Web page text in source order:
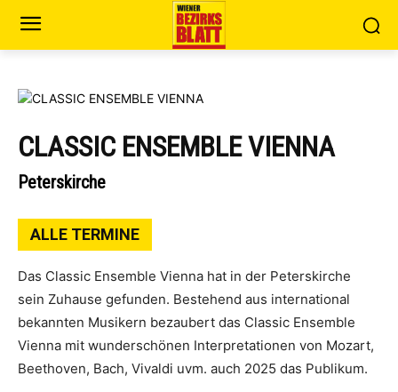
CLASSIC ENSEMBLE VIENNA
Peterskirche
ALLE TERMINE
Das Classic Ensemble Vienna hat in der Peterskirche
sein Zuhause gefunden. Bestehend aus international
bekannten Musikern bezaubert das Classic Ensemble
Vienna mit wunderschönen Interpretationen von Mozart,
Beethoven, Bach, Vivaldi uvm. auch 2025 das Publikum.